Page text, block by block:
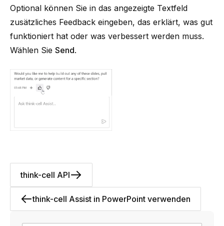
Optional können Sie in das angezeigte Textfeld
zusätzliches Feedback eingeben, das erklärt, was gut
funktioniert hat oder was verbessert werden muss.
Wählen Sie Send.
think-cell Assist in PowerPoint verwenden
think-cell API